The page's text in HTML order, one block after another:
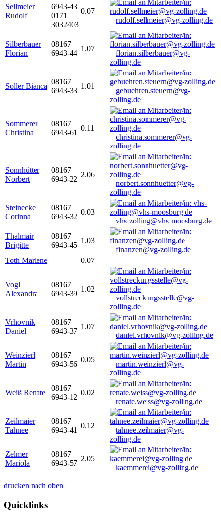
Sellmeier
Rudolf
6943-43
0171
3032403
0.07
rudolf.sellmeier@vg-zolling.de
Silberbauer
Florian
08167
6943-44
1.07
florian.silberbauer@vg-
zolling.de
Soller Bianca
08167
6943-33
1.01
gebuehren.steuern@vg-
zolling.de
Sommerer
Christina
08167
6943-61
0.11
christina.sommerer@vg-
zolling.de
Sonnhütter
Norbert
08167
6943-22
2.06
norbert.sonnhuetter@vg-
zolling.de
Steinecke
Corinna
08167
6943-32
0.03
vhs-zolling@vhs-moosburg.de
Thalmair
Brigitte
08167
6943-45
1.03
finanzen@vg-zolling.de
Toth Marlene
0.07
Vogl
Alexandra
08167
6943-39
1.02
vollstreckungsstelle@vg-
zolling.de
Vrhovnik
Daniel
08167
6943-37
1.07
daniel.vrhovnik@vg-zolling.de
Weinzierl
Martin
08167
6943-56
0.05
martin.weinzierl@vg-
zolling.de
Weiß Renate
08167
6943-12
0.02
renate.weiss@vg-zolling.de
Zeilmaier
Tahnee
08167
6943-41
0.12
tahnee.zeilmaier@vg-
zolling.de
Zelmer
Mariola
08167
6943-57
2.05
kaemmerei@vg-zolling.de
drucken nach oben
Quicklinks